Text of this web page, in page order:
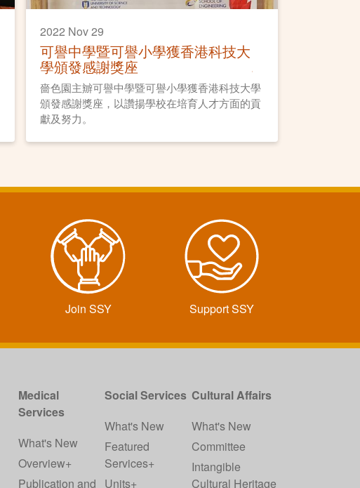
2022 Nov 29
可譽中學暨可譽小學獲香港科技大
學頒發感謝獎座
嗇色園主辧可譽中學暨可譽小學獲香港科技大學
頒發感謝獎座，以讚揚學校在培育人才方面的貢
獻及努力。
Join SSY Support SSY
Medical
Services
What's New
Overview+
Publication and
Social Services
What's New
Featured
Services+
Units+
Cultural Affairs
What's New
Committee
Intangible
Cultural Heritage